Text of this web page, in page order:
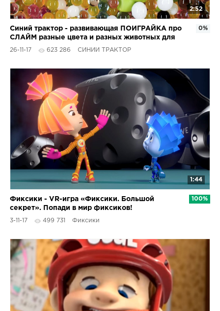
2:52
Синий трактор - развивающая ПОИГРАЙКА про
СЛАЙМ разные цвета и разных животных для
детей малышей
26-11-17 623 286 СИНИЙ ТРАКТОР
0%
1:44
Фиксики - VR-игра «Фиксики. Большой
секрет». Попади в мир фиксиков!
3-11-17 499 731 Фиксики
100%